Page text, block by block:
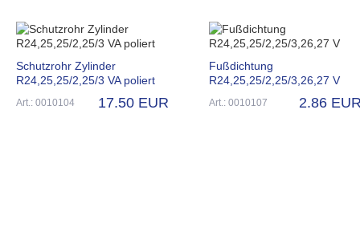
Schutzrohr Zylinder
R24,25,25/2,25/3 VA poliert
Art.: 0010104 17.50 EUR
Fußdichtung
R24,25,25/2,25/3,26,27 V
Art.: 0010107 2.86